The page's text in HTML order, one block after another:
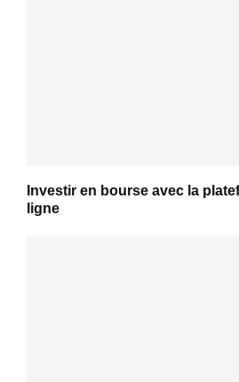
Investir en bourse avec la
ligne